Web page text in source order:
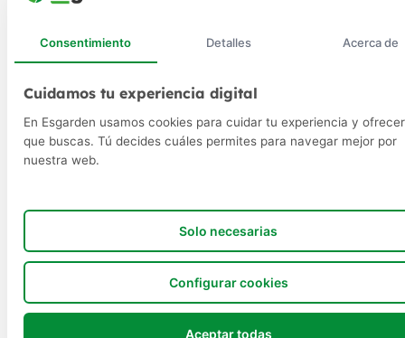
Consentimiento Detalles Acerca de
Cuidamos tu experiencia digital
En Esgarden usamos cookies para cuidar tu experiencia y
que buscas. Tú decides cuáles permites para navegar mejor por
nuestra web.
Solo necesarias
Configurar cookies
Aceptar todas